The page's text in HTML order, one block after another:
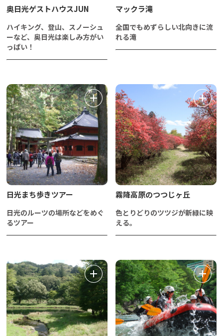
奥日光ゲストハウスJUN
ハイキング、登山、スノーシュ
ーなど、奥日光は楽しみ方がい
っぱい！
マックラ滝
全国でもめずらしい北向きに流
れる滝
日光まち歩きツアー
日光のルーツの場所などをめぐ
るツアー
霧降高原のつつじヶ丘
色とりどりのツツジが新緑に映
える。